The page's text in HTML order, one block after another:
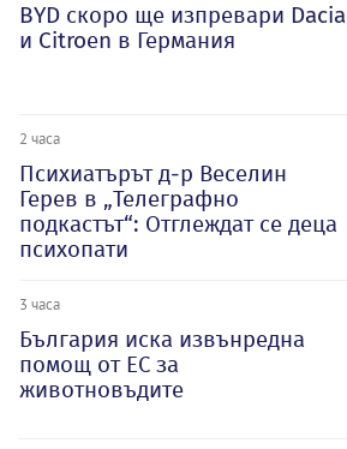
BYD скоро ще изпревари Dacia
и Citroеn в Германия
2 часа
Психиатърът д-р Веселин
Герев в „Телеграфно
подкастът“: Отглеждат се деца
психопати
3 часа
България иска извънредна
помощ от ЕС за
животновъдите